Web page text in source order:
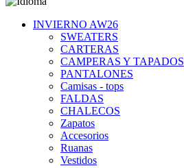
INVIERNO AW26
SWEATERS
CARTERAS
CAMPERAS Y TAPADOS
PANTALONES
Camisas - tops
FALDAS
CHALECOS
Zapatos
Accesorios
Ruanas
Vestidos